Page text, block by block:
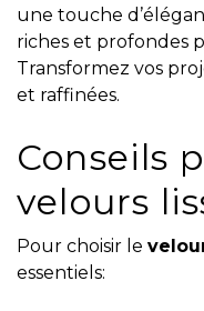
une touche
riches et profondes
Transformez vos
et raffinées.
Conseils
velours
Pour choisir le
essentiels: